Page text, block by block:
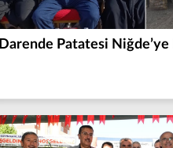
Darende Patatesi